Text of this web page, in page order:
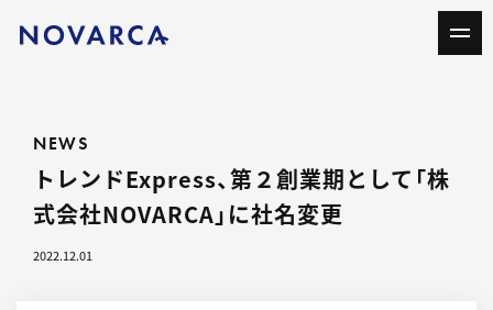
NEWS
トレンドExpress、第２創業期として「株
式会社NOVARCA」に社名変更
2022.12.01